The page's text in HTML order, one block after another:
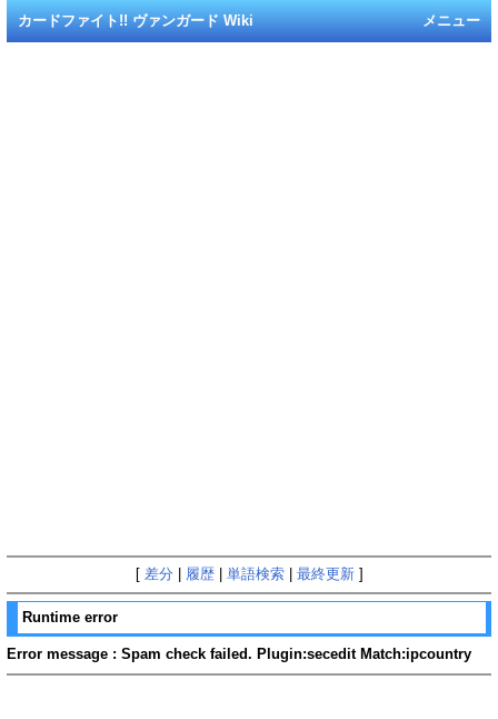
メニュー
カードファイト!! ヴァンガード Wiki
[ 差分 履歴| 単語検索| 最終更新]
Runtime error
Error message : Spam check failed. Plugin:secedit Match:ipcountry